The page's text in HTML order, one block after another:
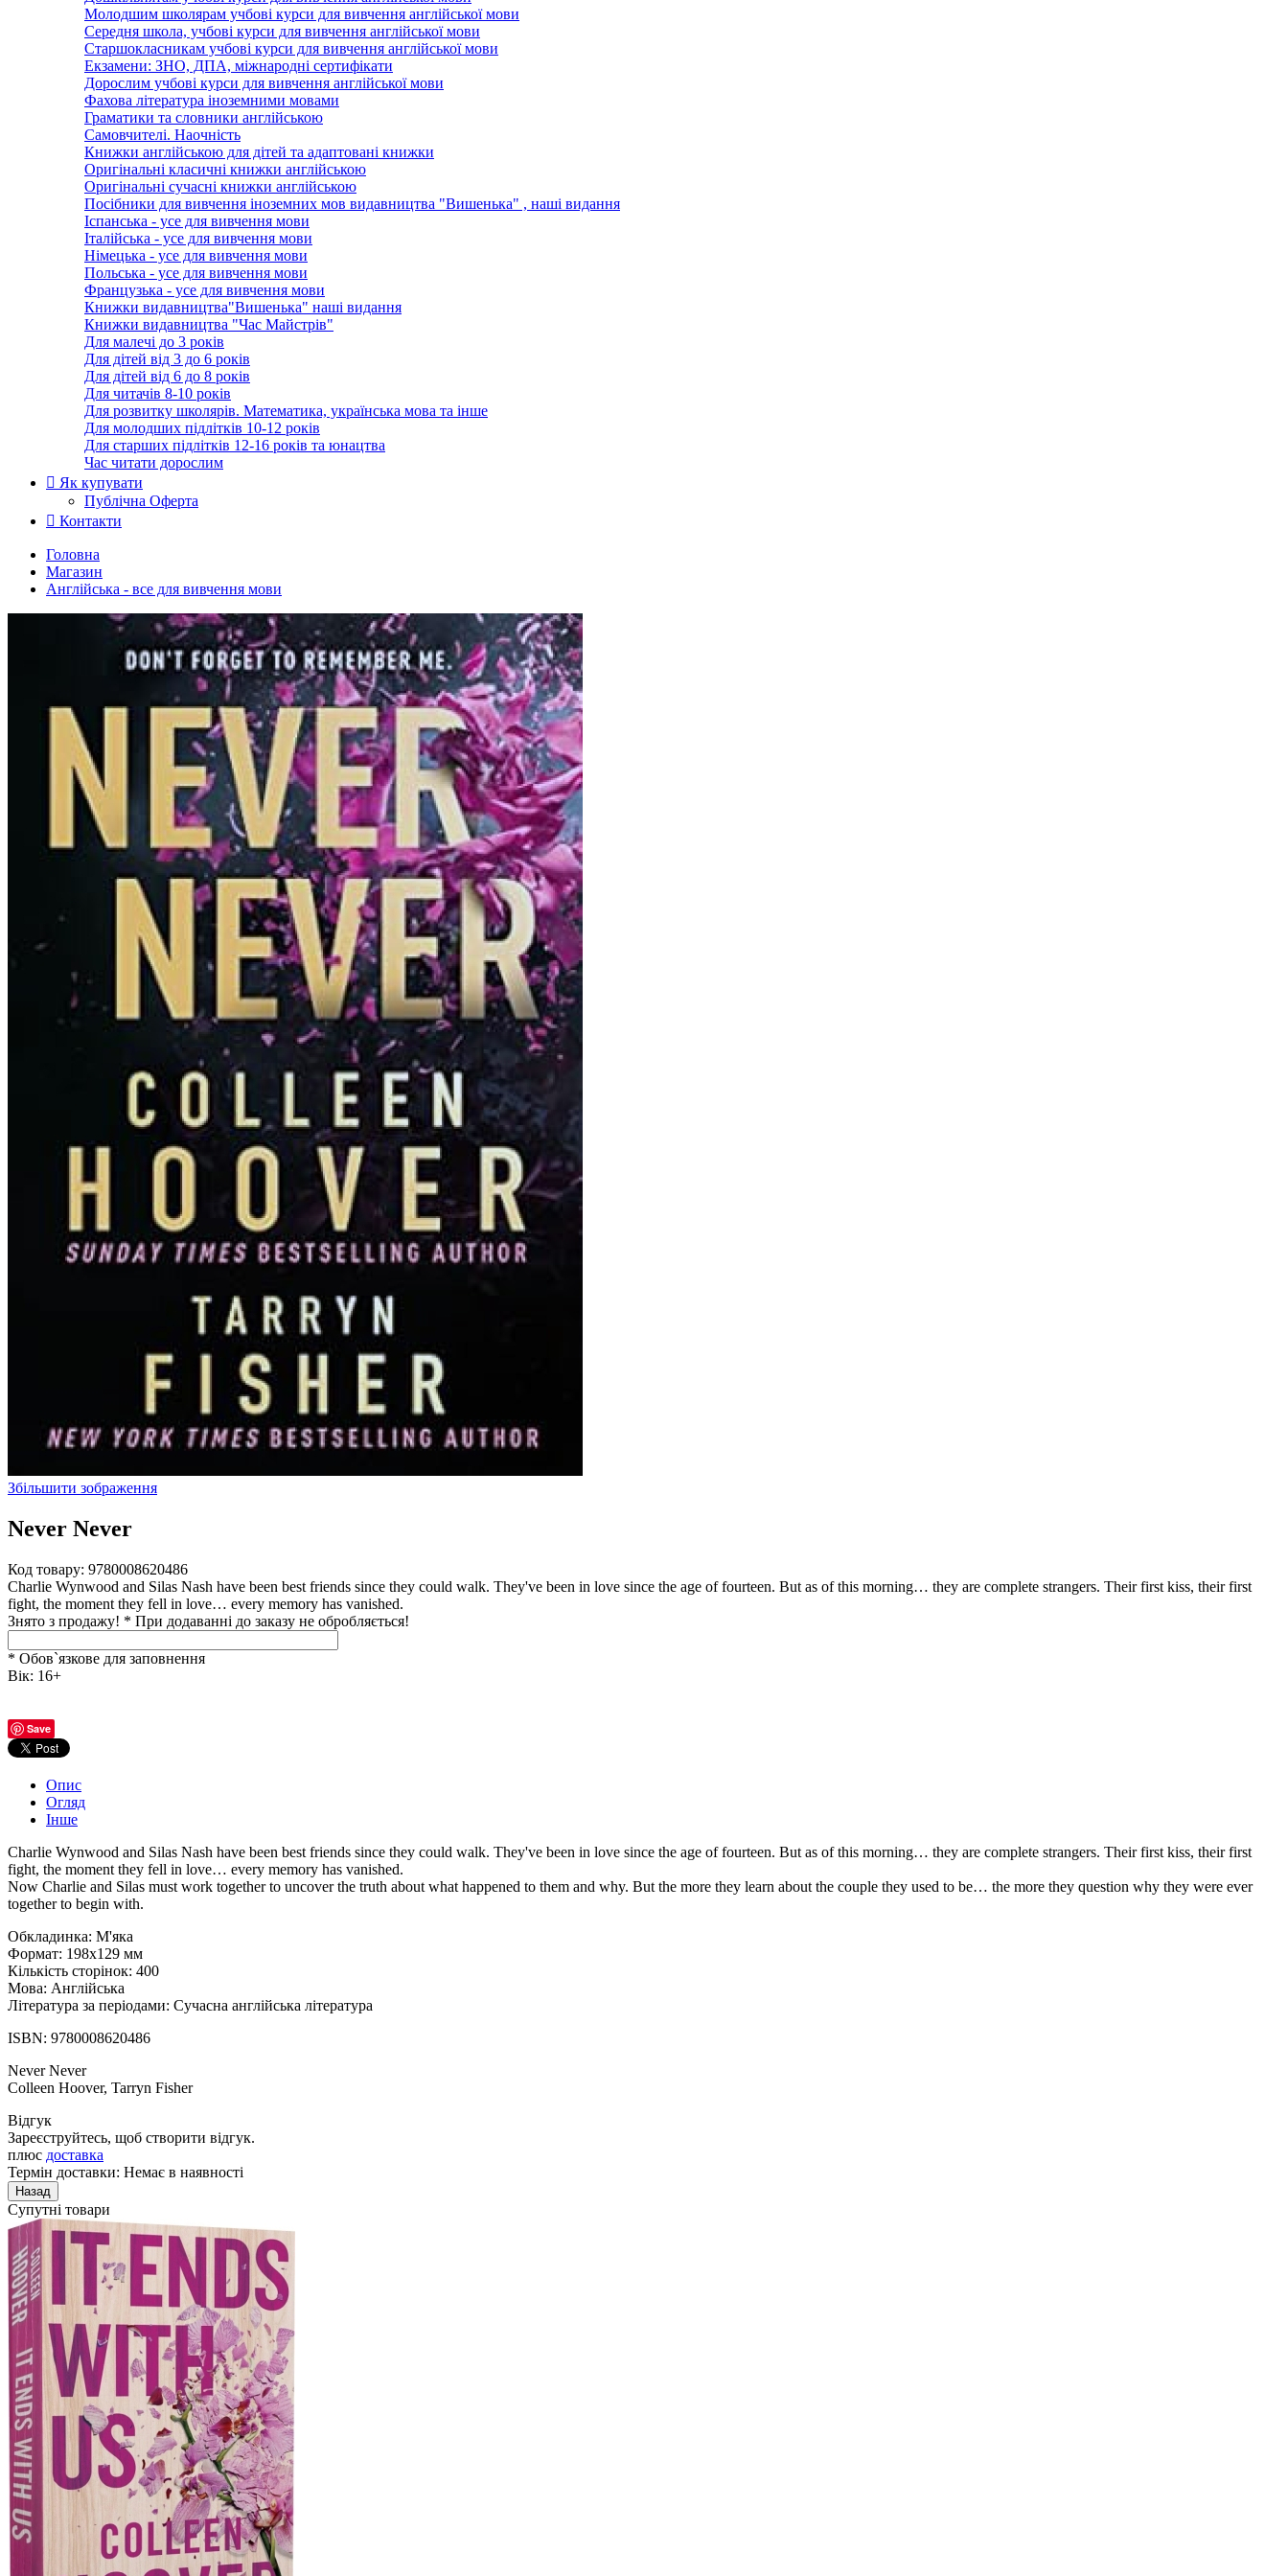
Молодшим школярам учбові курси для вивчення англійської мови
Середня школа, учбові курси для вивчення англійської мови
Старшокласникам учбові курси для вивчення англійської мови
Екзамени: ЗНО, ДПА, міжнародні сертифікати
Дорослим учбові курси для вивчення англійської мови
Фахова література іноземними мовами
Граматики та словники англійською
Самовчителі. Наочність
Книжки англійською для дітей та адаптовані книжки
Оригінальні класичні книжки англійською
Оригінальні сучасні книжки англійською
Посібники для вивчення іноземних мов видавництва "Вишенька" , наші видання
Іспанська - усе для вивчення мови
Італійська - усе для вивчення мови
Німецька - усе для вивчення мови
Польська - усе для вивчення мови
Французька - усе для вивчення мови
Книжки видавництва"Вишенька" наші видання
Книжки видавництва "Час Майстрів"
Для малечі до 3 років
Для дітей від 3 до 6 років
Для дітей від 6 до 8 років
Для читачів 8-10 років
Для розвитку школярів. Математика, українська мова та інше
Для молодших підлітків 10-12 років
Для старших підлітків 12-16 років та юнацтва
Час читати дорослим
Як купувати
Публічна Оферта
Контакти
Головна
Магазин
Англійська - все для вивчення мови
Збільшити зображення
Never Never
Код товару: 9780008620486
Charlie Wynwood and Silas Nash have been best friends since they could walk. They've been in love since the age of fourteen. But as of this morning… they are complete strangers. Their first kiss, their first
fight, the moment they fell in love… every memory has vanished.
Знято з продажу! * При додаванні до заказу не обробляється!
* Обов`язкове для заповнення
Вік: 16+
Save
Опис
Огляд
Інше
Charlie Wynwood and Silas Nash have been best friends since they could walk. They've been in love since the age of fourteen. But as of this morning… they are complete strangers. Their first kiss, their first
fight, the moment they fell in love… every memory has vanished.
Now Charlie and Silas must work together to uncover the truth about what happened to them and why. But the more they learn about the couple they used to be… the more they question why they were ever
together to begin with.
Обкладинка: М'яка
Формат: 198х129 мм
Кількість сторінок: 400
Мова: Англійська
Література за періодами: Сучасна англійська література
ISBN: 9780008620486
Never Never
Colleen Hoover, Tarryn Fisher
Відгук
Зареєструйтесь, щоб створити відгук.
плюс доставка
Термін доставки: Немає в наявності
Супутні товари